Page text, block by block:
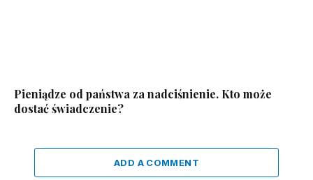
Pieniądze od państwa za nadciśnienie. Kto może
dostać świadczenie?
ADD A COMMENT